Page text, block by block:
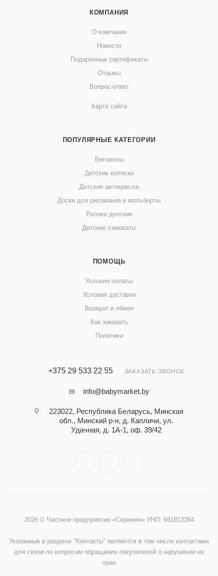
КОМПАНИЯ
О компании
Новости
Подарочные сертификаты
Отзывы
Вопрос-ответ
Карта сайта
ПОПУЛЯРНЫЕ КАТЕГОРИИ
Беговелы
Детские коляски
Детские автокресла
Доски для рисования и мольберты
Ролики детские
Детские самокаты
ПОМОЩЬ
Условия оплаты
Условия доставки
Возврат и обмен
Как заказать
Политика
+375 29 533 22 55 ЗАКАЗАТЬ ЗВОНОК
info@babymarket.by
223022, Республика Беларусь, Минская
обл., Минский р-н, д. Капличи, ул.
Удачная, д. 1А-1, оф. 39/42
2026 © Частное предприятие «Серимен» УНП: 691813264
Указанные в разделе "Контакты" являются в том числе контактами
для связи по вопросам обращения покупателей о нарушении их
прав